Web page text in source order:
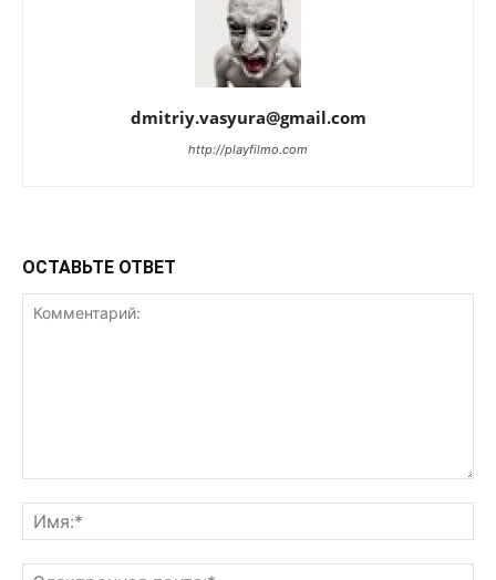
dmitriy.vasyura@gmail.com
http://playfilmo.com
ОСТАВЬТЕ ОТВЕТ